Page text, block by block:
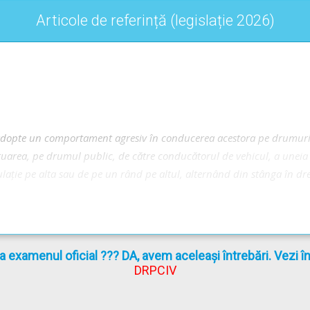
partea stângă a vehiculului depășit, prin excepție, vehiculul al
spre stânga
dacă prin aceasta se produce blocarea intersecției.
cu amenda prevăzută în clasa a II-a de sancțiuni și cu
Articole de referință (legislație 2026)
un comportament agresiv în conducerea acestora pe
pe drumul public, de către conducătorul de vehicul, a uneia
pe alta sau de pe un rând pe altul, alternând din stânga în
oficial ??? DA, avem aceleași întrebări. Vezi
DRPCIV